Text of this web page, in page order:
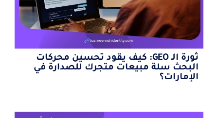
ثورة الـ GEO: كيف يقود تحسين محركات
البحث سلة مبيعات متجرك للصدارة في
الإمارات؟